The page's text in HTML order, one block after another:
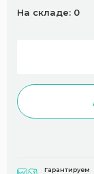
На складе: 0
Гарантируем